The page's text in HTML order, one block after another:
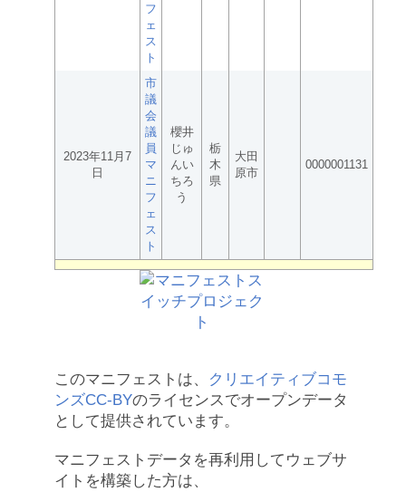
フ
ェ
ス
ト
2023年11月7
日
市
議
会
議
員
マ
ニ
フ
ェ
ス
ト
櫻井
じゅ
んい
ちろ
う
栃
木
県
大田
原市
0000001131
このマニフェストは、
クリエイティブコモ
ンズCC-BYのライセンスでオープンデータ
として提供されています。
マニフェストデータを再利用してウェブサ
イトを構築した方は、